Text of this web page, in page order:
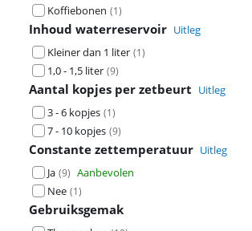
Koffiebonen (1)
Inhoud waterreservoir Uitleg
Kleiner dan 1 liter (1)
1,0 - 1,5 liter (9)
Aantal kopjes per zetbeurt Uitleg
3 - 6 kopjes (1)
7 - 10 kopjes (9)
Constante zettemperatuur Uitleg
Ja (9) Aanbevolen
Nee (1)
Gebruiksgemak